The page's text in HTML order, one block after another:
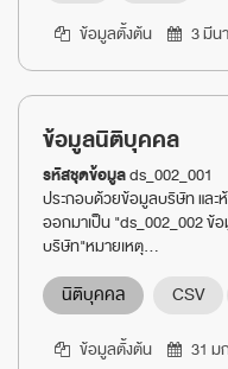
ข้อมูลตั้งต้น 3 มีน
ข้อมูลนิติบุคคล
รหัสชุดข้อมูลds_002_001
ประกอบด้วยข้อมูลบริษัท และ
ออกมาเป็น "ds_002_002 ข้
บริษัท"หมายเหตุ...
นิติบุคคล CSV
ข้อมูลตั้งต้น 31 ม